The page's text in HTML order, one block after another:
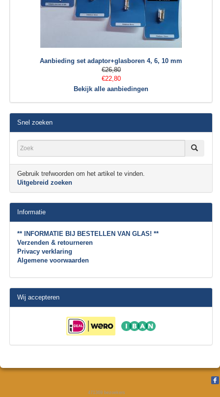
Aanbieding set adaptor+glasboren 4, 6, 10 mm
€26,80
€22,80
Bekijk alle aanbiedingen
Snel zoeken
Gebruik trefwoorden om het artikel te vinden.
Uitgebreid zoeken
Informatie
** INFORMATIE BIJ BESTELLEN VAN GLAS! **
Verzenden & retourneren
Privacy verklaring
Algemene voorwaarden
Wij accepteren
471369 bezoekers